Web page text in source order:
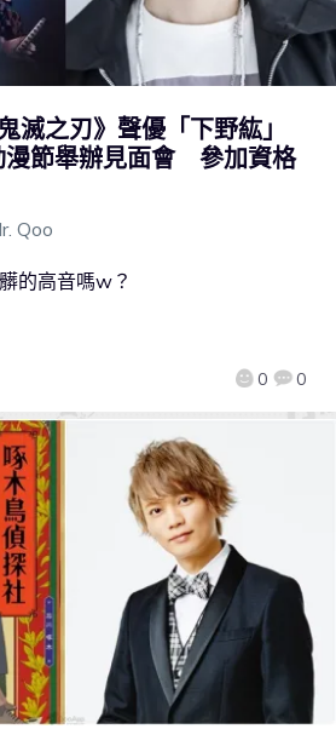
滅之刃》聲優「下野紘」
節舉辦見面會 參加資格
Qoo
0 0
的高音嗎w？